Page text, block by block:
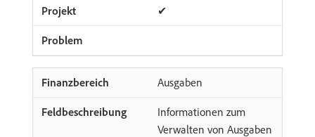
✔
Ausgaben
Informationen zum
Verwalten von Ausgaben